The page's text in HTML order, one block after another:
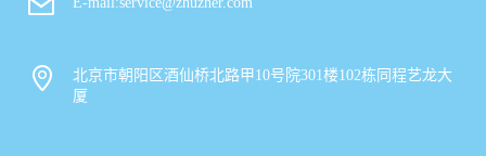
北京市朝阳区酒仙桥北路甲10号院301楼102栋同程艺龙大
厦